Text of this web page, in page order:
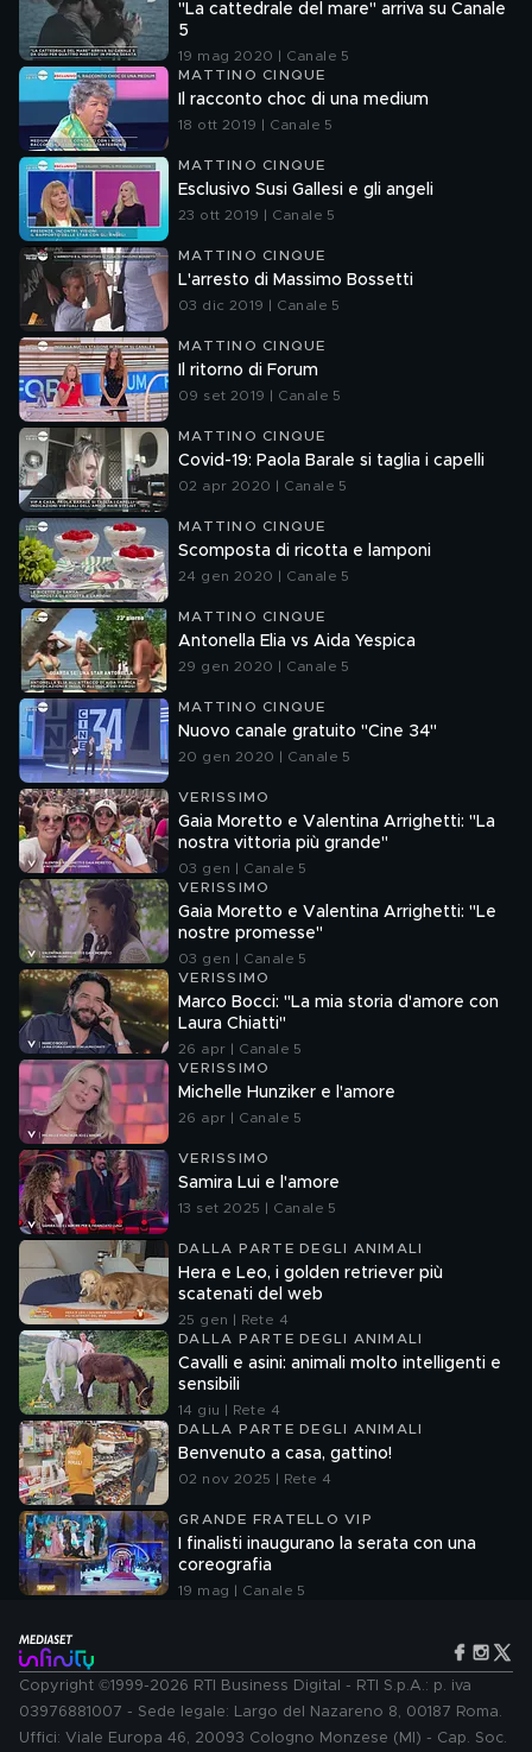
"La cattedrale del mare" arriva su Canale
5
19 mag 2020 | Canale 5
MATTINO CINQUE
Il racconto choc di una medium
18 ott 2019 | Canale 5
MATTINO CINQUE
Esclusivo Susi Gallesi e gli angeli
23 ott 2019 | Canale 5
MATTINO CINQUE
L'arresto di Massimo Bossetti
03 dic 2019 | Canale 5
MATTINO CINQUE
Il ritorno di Forum
09 set 2019 | Canale 5
MATTINO CINQUE
Covid-19: Paola Barale si taglia i capelli
02 apr 2020 | Canale 5
MATTINO CINQUE
Scomposta di ricotta e lamponi
24 gen 2020 | Canale 5
MATTINO CINQUE
Antonella Elia vs Aida Yespica
29 gen 2020 | Canale 5
MATTINO CINQUE
Nuovo canale gratuito "Cine 34"
20 gen 2020 | Canale 5
VERISSIMO
Gaia Moretto e Valentina Arrighetti: "La
nostra vittoria più grande"
03 gen | Canale 5
VERISSIMO
Gaia Moretto e Valentina Arrighetti: "Le
nostre promesse"
03 gen | Canale 5
VERISSIMO
Marco Bocci: "La mia storia d'amore con
Laura Chiatti"
26 apr | Canale 5
VERISSIMO
Michelle Hunziker e l'amore
26 apr | Canale 5
VERISSIMO
Samira Lui e l'amore
13 set 2025 | Canale 5
DALLA PARTE DEGLI ANIMALI
Hera e Leo, i golden retriever più
scatenati del web
25 gen | Rete 4
DALLA PARTE DEGLI ANIMALI
Cavalli e asini: animali molto intelligenti e
sensibili
14 giu | Rete 4
DALLA PARTE DEGLI ANIMALI
Benvenuto a casa, gattino!
02 nov 2025 | Rete 4
GRANDE FRATELLO VIP
I finalisti inaugurano la serata con una
coreografia
19 mag | Canale 5
Copyright ©1999-2026 RTI Business Digital - RTI S.p.A.: p. iva
03976881007 - Sede legale: Largo del Nazareno 8, 00187 Roma.
Uffici: Viale Europa 46, 20093 Cologno Monzese (MI) - Cap. Soc.